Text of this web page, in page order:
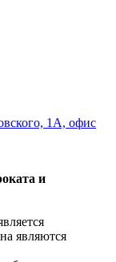
1А, офис
и
являются